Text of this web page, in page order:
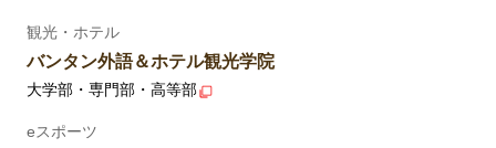
観光・ホテル
バンタン外語＆ホテル観光学院
大学部・専門部・高等部
eスポーツ